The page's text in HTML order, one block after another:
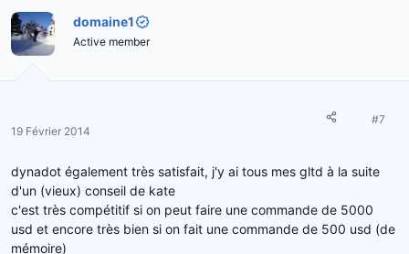
domaine1
Active member
19 Février 2014
#7
dynadot également très satisfait, j'y ai tous mes gltd à la suite
d'un (vieux) conseil de kate
c'est très compétitif si on peut faire une commande de 5000
usd et encore très bien si on fait une commande de 500 usd (de
mémoire)